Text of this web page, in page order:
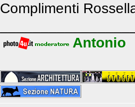
Complimenti
Antonio